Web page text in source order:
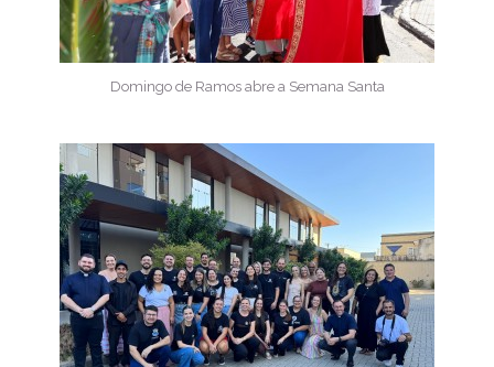
Domingo de Ramos abre a Semana Santa